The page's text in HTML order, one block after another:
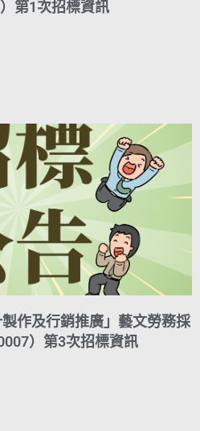
第1次招標資訊
製作及行銷推廣」藝文勞務採
）第3次招標資訊